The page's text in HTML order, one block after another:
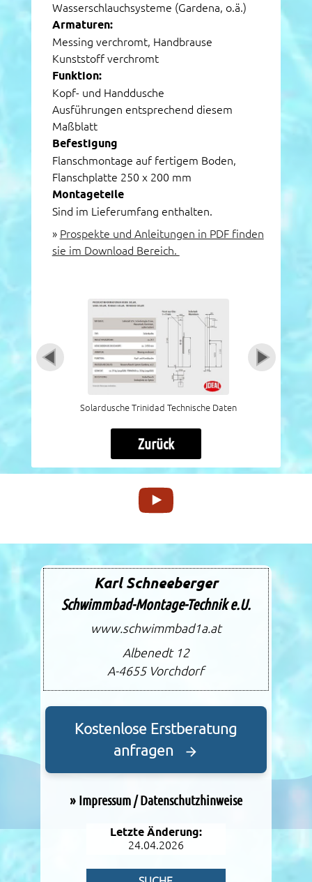
Wasserschlauchsysteme (Gardena, o.ä.)
Armaturen:
Messing verchromt, Handbrause
Kunststoff verchromt
Funktion:
Kopf- und Handdusche
Ausführungen entsprechend diesem
Maßblatt
Befestigung
Flanschmontage auf fertigem Boden,
Flanschplatte 250 x 200 mm
Montageteile
Sind im Lieferumfang enthalten.
» Prospekte und Anleitungen in PDF finden
sie im Download Bereich.
Solardusche Trinidad Technische Daten
Zurück
Karl Schneeberger
Schwimmbad-Montage-Technik e.U.
www.schwimmbad1a.at
Albenedt 12
A-4655 Vorchdorf
Kostenlose Erstberatung
anfragen
» Impressum / Datenschutzhinweise
Letzte Änderung:
24.04.2026